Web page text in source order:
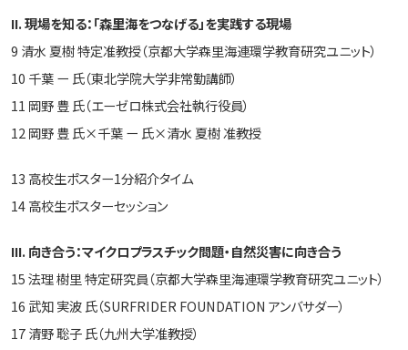
II. 現場を知る：「森里海をつなげる」を実践する現場
9 清水 夏樹 特定准教授（京都大学森里海連環学教育研究ユニット）
10 千葉 ー 氏（東北学院大学非常勤講師）
11 岡野 豊 氏（エーゼロ株式会社執行役員）
12 岡野 豊 氏×千葉 ー 氏×清水 夏樹 准教授
13 高校生ポスター1分紹介タイム
14 高校生ポスターセッション
III. 向き合う：マイクロプラスチック問題・自然災害に向き合う
15 法理 樹里 特定研究員（京都大学森里海連環学教育研究ユニット）
16 武知 実波 氏（SURFRIDER FOUNDATION アンバサダー）
17 清野 聡子 氏（九州大学准教授）